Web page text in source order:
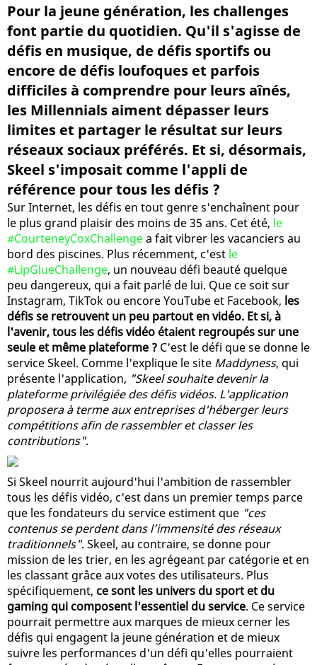
Pour la jeune génération, les challenges
font partie du quotidien. Qu'il s'agisse de
défis en musique, de défis sportifs ou
encore de défis loufoques et parfois
difficiles à comprendre pour leurs aînés,
les Millennials aiment dépasser leurs
limites et partager le résultat sur leurs
réseaux sociaux préférés. Et si, désormais,
Skeel s'imposait comme l'appli de
référence pour tous les défis ?
Sur Internet, les défis en tout genre s'enchaînent pour
le plus grand plaisir des moins de 35 ans. Cet été, le
#CourteneyCoxChallengea fait vibrer les vacanciers au
bord des piscines. Plus récemment, c'est le
#LipGlueChallenge, un nouveau défi beauté quelque
peu dangereux, qui a fait parlé de lui. Que ce soit sur
Instagram, TikTok ou encore YouTube et Facebook, les
défis se retrouvent un peu partout en vidéo. Et si, à
l'avenir, tous les défis vidéo étaient regroupés sur une
seule et même plateforme ? C'est le défi que se donne le
service Skeel. Comme l'explique le site Maddyness, qui
présente l'application, "Skeel souhaite devenir la
plateforme privilégiée des défis vidéos. L'application
proposera à terme aux entreprises d'héberger leurs
compétitions afin de rassembler et classer les
contributions".
Si Skeel nourrit aujourd'hui l'ambition de rassembler
tous les défis vidéo, c'est dans un premier temps parce
que les fondateurs du service estiment que "ces
contenus se perdent dans l’immensité des réseaux
traditionnels". Skeel, au contraire, se donne pour
mission de les trier, en les agrégeant par catégorie et en
les classant grâce aux votes des utilisateurs. Plus
spécifiquement, ce sont les univers du sport et du
gaming qui composent l'essentiel du service. Ce service
pourrait permettre aux marques de mieux cerner les
défis qui engagent la jeune génération et de mieux
suivre les performances d'un défi qu'elles pourraient